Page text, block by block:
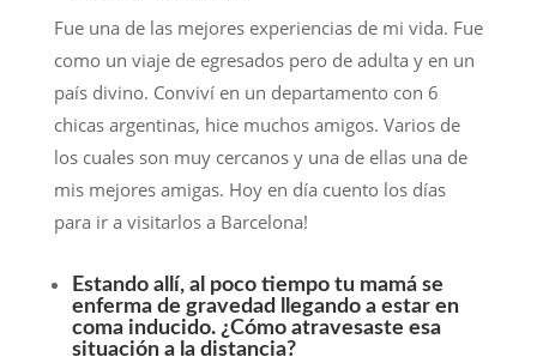
Fue una de las mejores experiencias de mi vida. Fue
como un viaje de egresados pero de adulta y en un
país divino. Conviví en un departamento con 6
chicas argentinas, hice muchos amigos. Varios de
los cuales son muy cercanos y una de ellas una de
mis mejores amigas. Hoy en día cuento los días
para ir a visitarlos a Barcelona!
Estando allí, al poco tiempo tu mamá se
enferma de gravedad llegando a estar en
coma inducido. ¿Cómo atravesaste esa
situación a la distancia?